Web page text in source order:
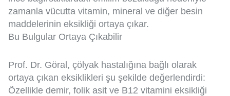
zamanla vücutta vitamin, mineral ve diğer besin
maddelerinin eksikliği ortaya çıkar.
Bu Bulgular Ortaya Çıkabilir
Prof. Dr. Göral, çölyak hastalığına bağlı olarak
ortaya çıkan eksiklikleri şu şekilde değerlendirdi:
Özellikle demir, folik asit ve B12 vitamini eksikliği